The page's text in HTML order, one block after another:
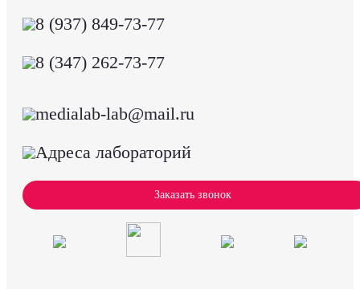
8 (937) 849-73-77
8 (347) 262-73-77
medialab-lab@mail.ru
Адреса лабораторий
Заказать звонок